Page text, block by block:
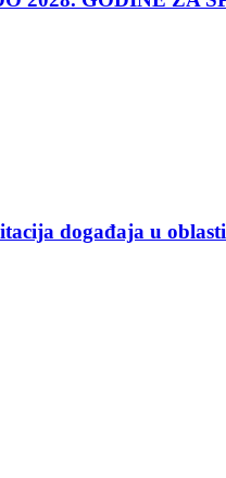
događaja u